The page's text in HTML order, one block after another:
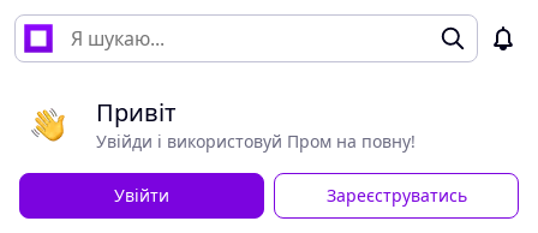
Привіт
Увійди і використовуй Пром на повну!
Увійти Зареєструватись